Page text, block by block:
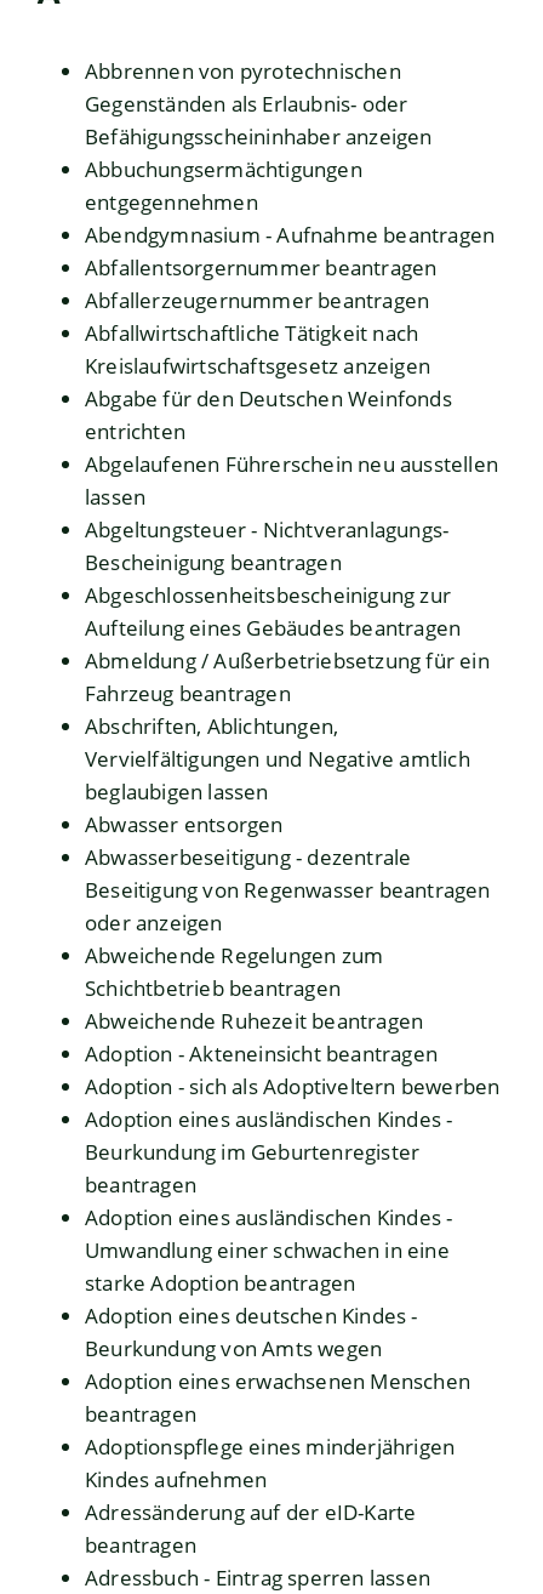
Abbrennen von pyrotechnischen
Gegenständen als Erlaubnis- oder
Befähigungsscheininhaber anzeigen
Abbuchungsermächtigungen
entgegennehmen
Abendgymnasium - Aufnahme beantragen
Abfallentsorgernummer beantragen
Abfallerzeugernummer beantragen
Abfallwirtschaftliche Tätigkeit nach
Kreislaufwirtschaftsgesetz anzeigen
Abgabe für den Deutschen Weinfonds
entrichten
Abgelaufenen Führerschein neu ausstellen
lassen
Abgeltungsteuer - Nichtveranlagungs-
Bescheinigung beantragen
Abgeschlossenheitsbescheinigung zur
Aufteilung eines Gebäudes beantragen
Abmeldung / Außerbetriebsetzung für ein
Fahrzeug beantragen
Abschriften, Ablichtungen,
Vervielfältigungen und Negative amtlich
beglaubigen lassen
Abwasser entsorgen
Abwasserbeseitigung - dezentrale
Beseitigung von Regenwasser beantragen
oder anzeigen
Abweichende Regelungen zum
Schichtbetrieb beantragen
Abweichende Ruhezeit beantragen
Adoption - Akteneinsicht beantragen
Adoption - sich als Adoptiveltern bewerben
Adoption eines ausländischen Kindes -
Beurkundung im Geburtenregister
beantragen
Adoption eines ausländischen Kindes -
Umwandlung einer schwachen in eine
starke Adoption beantragen
Adoption eines deutschen Kindes -
Beurkundung von Amts wegen
Adoption eines erwachsenen Menschen
beantragen
Adoptionspflege eines minderjährigen
Kindes aufnehmen
Adressänderung auf der eID-Karte
beantragen
Adressbuch - Eintrag sperren lassen